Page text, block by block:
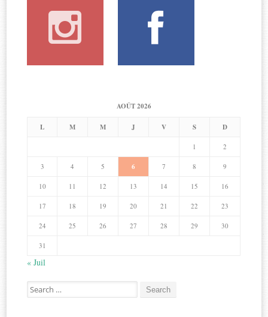
AOÛT 2026
L M M J V S D
1 2
3 4 5 6 7 8 9
10 11 12 13 14 15 16
17 18 19 20 21 22 23
24 25 26 27 28 29 30
31
« Juil
Search
for: